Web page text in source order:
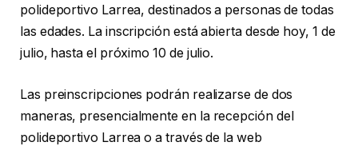
polideportivo Larrea, destinados a personas de todas
las edades. La inscripción está abierta desde hoy, 1 de
julio, hasta el próximo 10 de julio.
Las preinscripciones podrán realizarse de dos
maneras, presencialmente en la recepción del
polideportivo Larrea o a través de la web